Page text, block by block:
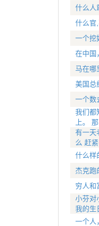
什么人
什么官
一个挖
在中国
马在哪
美国总
一个数
我们都
上。
有一天
么 赶
什么样
杰克跑
穷人和
小芬对
我的生
一个人